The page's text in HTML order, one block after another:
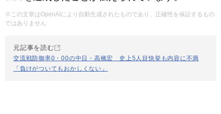
※この文章はOpenAIにより自動生成されたものであり、正確性を保証するもの
ではありません
元記事を読む
交流戦防御率0・00の中日・高橋宏 史上5人目快挙も内容に不満
「負けがついてもおかしくない」